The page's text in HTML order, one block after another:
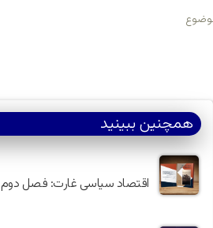
همچنین ببینید
اقتصاد سیاسی غارت: فصل دوم